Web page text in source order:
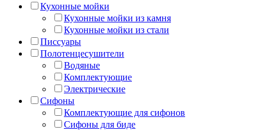
Кухонные мойки
Кухонные мойки из камня
Кухонные мойки из стали
Писсуары
Полотенцесушители
Водяные
Комплектующие
Электрические
Сифоны
Комплектующие для сифонов
Сифоны для биде